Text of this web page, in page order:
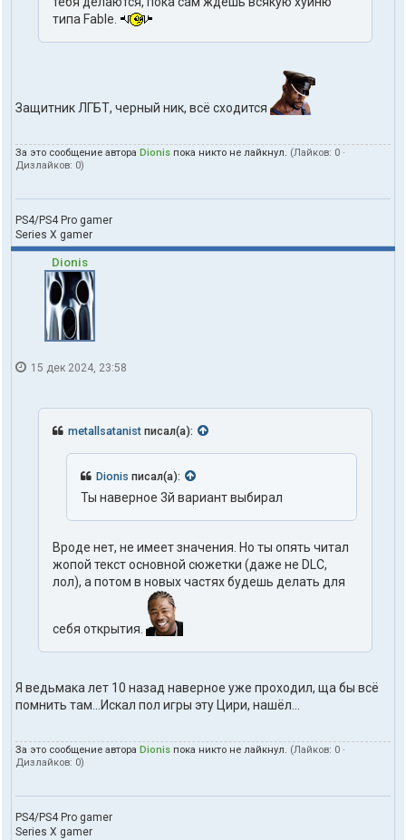
типа Fable.
Защитник ЛГБТ, черный ник, всё сходится
За это сообщение автора Dionis пока никто не лайкнул. (Лайков: 0 ·
Дизлайков: 0)
PS4/PS4 Pro gamer
Series X gamer
Dionis
15 дек 2024, 23:58
metallsatanist писал(а):
Dionis писал(а):
Ты наверное 3й вариант выбирал
Вроде нет, не имеет значения. Но ты опять читал
жопой текст основной сюжетки (даже не DLC,
лол), а потом в новых частях будешь делать для
себя открытия.
Я ведьмака лет 10 назад наверное уже проходил, ща бы всё
помнить там...Искал пол игры эту Цири, нашёл...
За это сообщение автора Dionis пока никто не лайкнул. (Лайков: 0 ·
Дизлайков: 0)
PS4/PS4 Pro gamer
Series X gamer